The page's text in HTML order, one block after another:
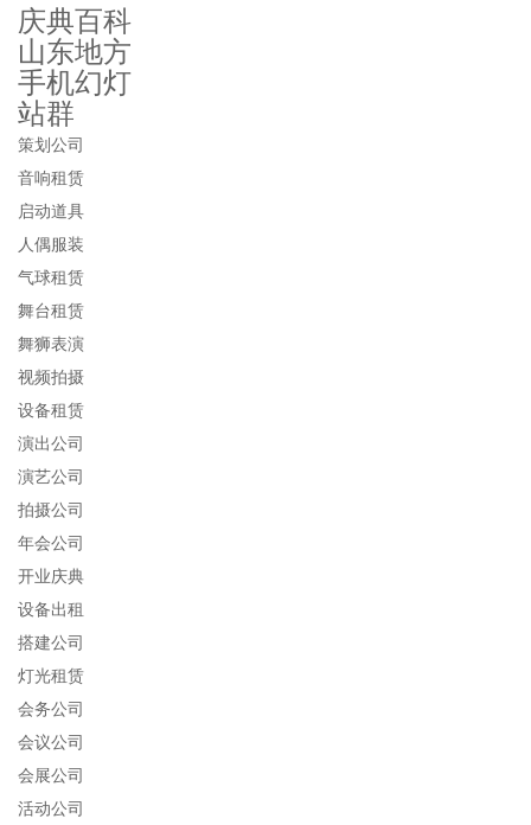
庆典百科
山东地方
手机幻灯
站群
策划公司
音响租赁
启动道具
人偶服装
气球租赁
舞台租赁
舞狮表演
视频拍摄
设备租赁
演出公司
演艺公司
拍摄公司
年会公司
开业庆典
设备出租
搭建公司
灯光租赁
会务公司
会议公司
会展公司
活动公司